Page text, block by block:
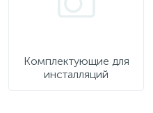
Комплектующие для
инсталляций